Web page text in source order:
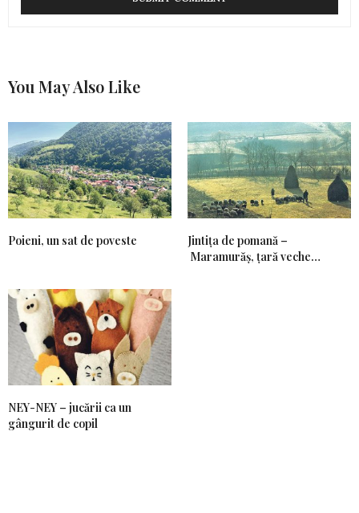
You May Also Like
Poieni, un sat de poveste
Jintiţa de pomană –
Maramurăş, ţară veche…
NEY-NEY – jucării ca un
gângurit de copil